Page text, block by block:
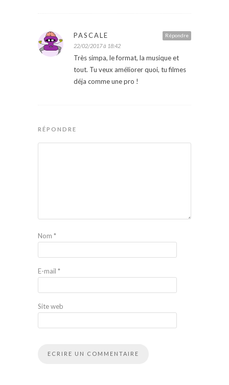
Répondre
PASCALE
22/02/2017 à 18:42
Très simpa, le format, la musique et
tout. Tu veux améliorer quoi, tu filmes
déja comme une pro !
RÉPONDRE
Nom *
E-mail *
Site web